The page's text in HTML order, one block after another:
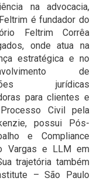
na advocacia,
é fundador do
Feltrim Corrêa
onde atua na
estratégica e no
de
jurídicas
para clientes e
Civil pela
possui Pós-
e Compliance
Vargas e LLM em
trajetória também
– São Paulo